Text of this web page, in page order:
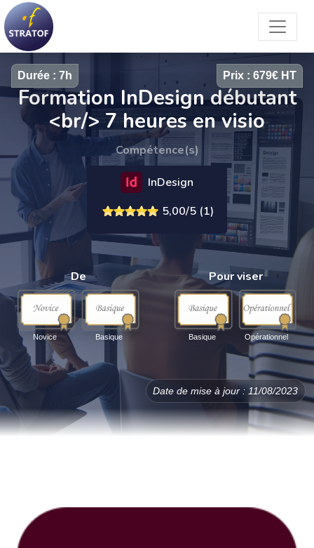
Formation InDesign débutant
<br/> 7 heures en visio
Durée : 7h Prix : 679€ HT
Compétence(s)
InDesign
5,00/5 (1)
De
Novice Basique
Pour viser
Basique Opérationnel
Date de mise à jour : 11/08/2023